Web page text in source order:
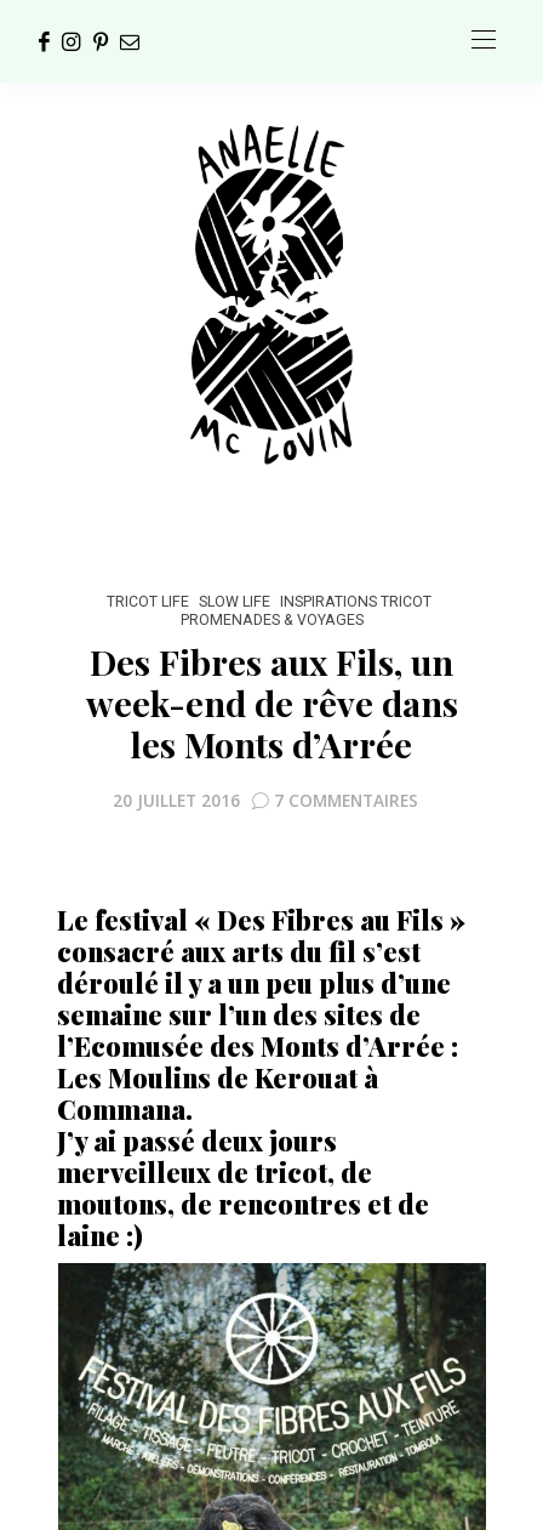
TRICOT LIFE SLOW LIFE INSPIRATIONS TRICOT
PROMENADES & VOYAGES
Des Fibres aux Fils, un
week-end de rêve dans
les Monts d’Arrée
20 JUILLET 2016 7 COMMENTAIRES
Le festival « Des Fibres au Fils »
consacré aux arts du fil s’est
déroulé il y a un peu plus d’une
semaine sur l’un des sites de
l’Ecomusée des Monts d’Arrée :
Les Moulins de Kerouat à
Commana.
J’y ai passé deux jours
merveilleux de tricot, de
moutons, de rencontres et de
laine :)